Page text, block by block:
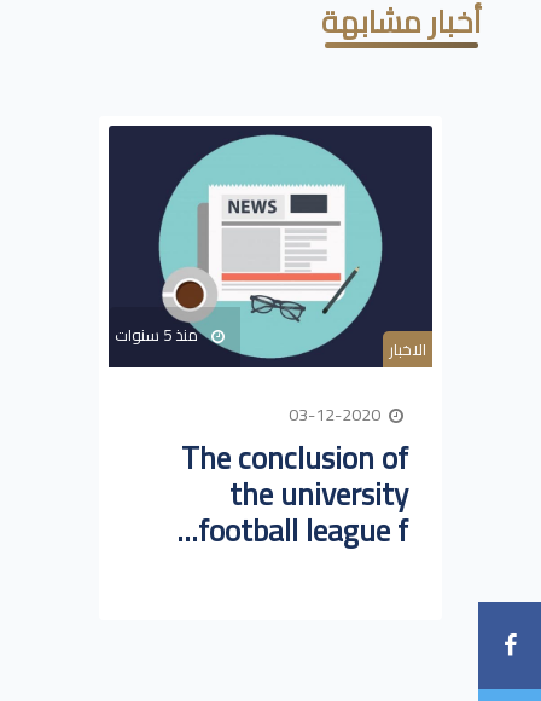
أخبار مشابهة
الاخبار منذ 5 سنوات
The conclusion of
the university
football league f...